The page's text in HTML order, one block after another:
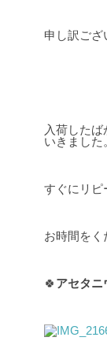
申し訳ご
入荷した
いきました
すぐにリピ
お時間をく
🍀アセタニ